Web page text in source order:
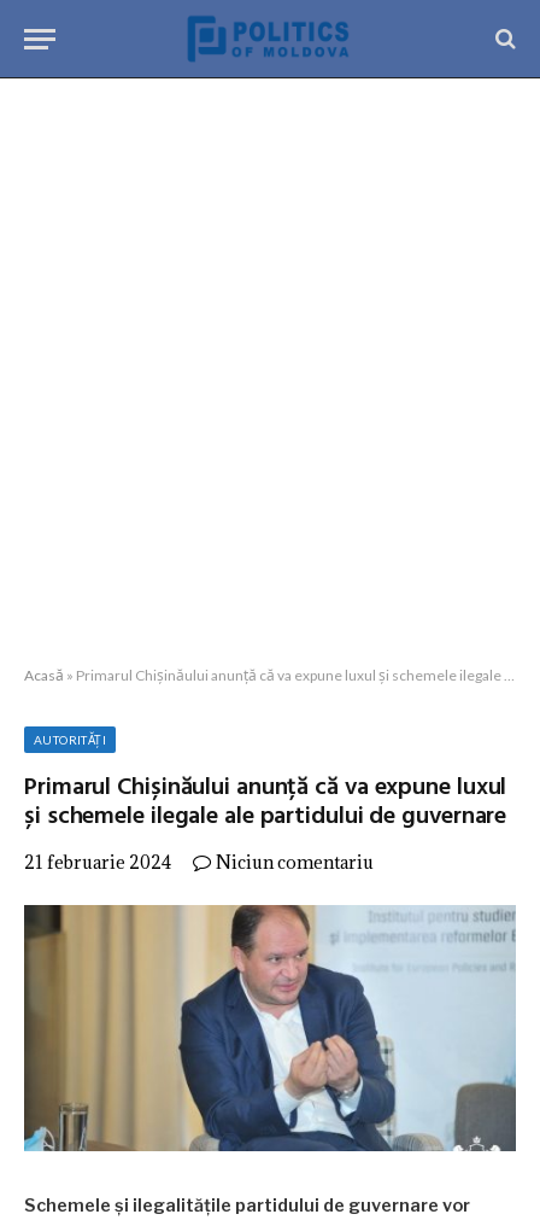
Acasă » Primarul Chișinăului anunță că va expune luxul și schemele ilegale ale partidului de guvernare
AUTORITĂȚI
Primarul Chișinăului anunță că va expune luxul
și schemele ilegale ale partidului de guvernare
21 februarie 2024 Niciun comentariu
Schemele și ilegalitățile partidului de guvernare vor